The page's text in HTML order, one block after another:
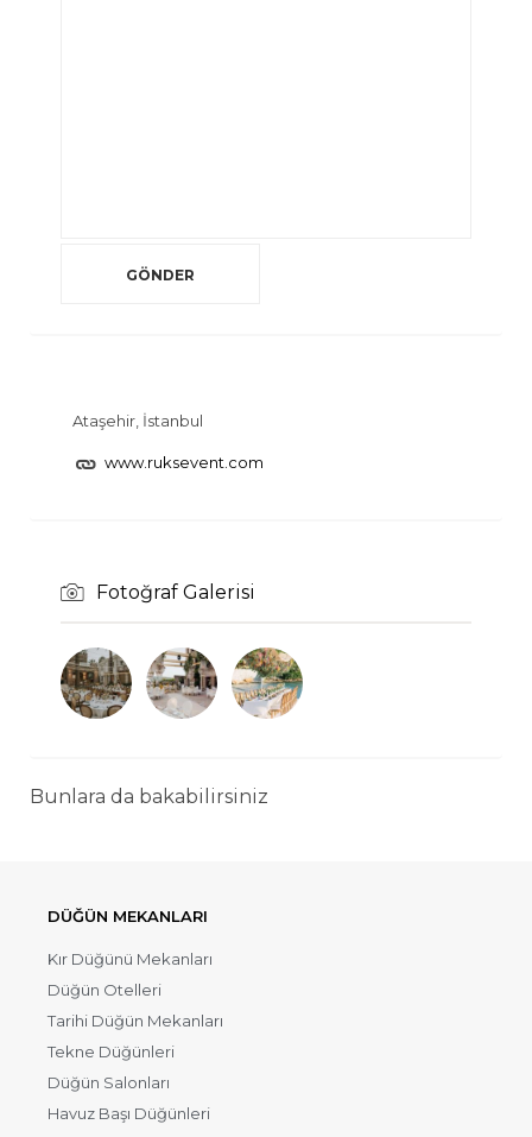
Ataşehir, İstanbul
www.ruksevent.com
Fotoğraf Galerisi
Bunlara da bakabilirsiniz
DÜĞÜN MEKANLARI
Kır Düğünü Mekanları
Düğün Otelleri
Tarihi Düğün Mekanları
Tekne Düğünleri
Düğün Salonları
Havuz Başı Düğünleri